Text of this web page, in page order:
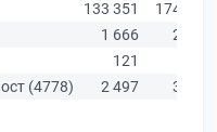
133 351
174 403
1 666
2 345
121
(4778)
2 497 3 676